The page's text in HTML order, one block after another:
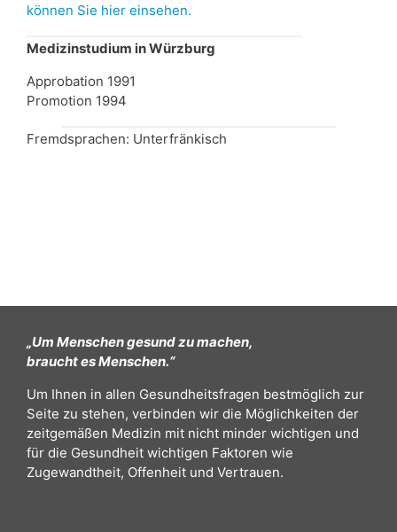
können Sie hier einsehen.
Medizinstudium in Würzburg
Approbation 1991
Promotion 1994
Fremdsprachen: Unterfränkisch
„Um Menschen gesund zu machen,
braucht es Menschen.“
Um Ihnen in allen Gesundheitsfragen bestmöglich zur
Seite zu stehen, verbinden wir die Möglichkeiten der
zeitgemäßen Medizin mit nicht minder wichtigen und
für die Gesundheit wichtigen Faktoren wie
Zugewandtheit, Offenheit und Vertrauen.